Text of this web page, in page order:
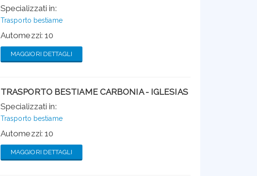
Specializzati in:
Trasporto bestiame
Automezzi: 10
MAGGIORI DETTAGLI
TRASPORTO BESTIAME CARBONIA - IGLESIAS
Specializzati in:
Trasporto bestiame
Automezzi: 10
MAGGIORI DETTAGLI